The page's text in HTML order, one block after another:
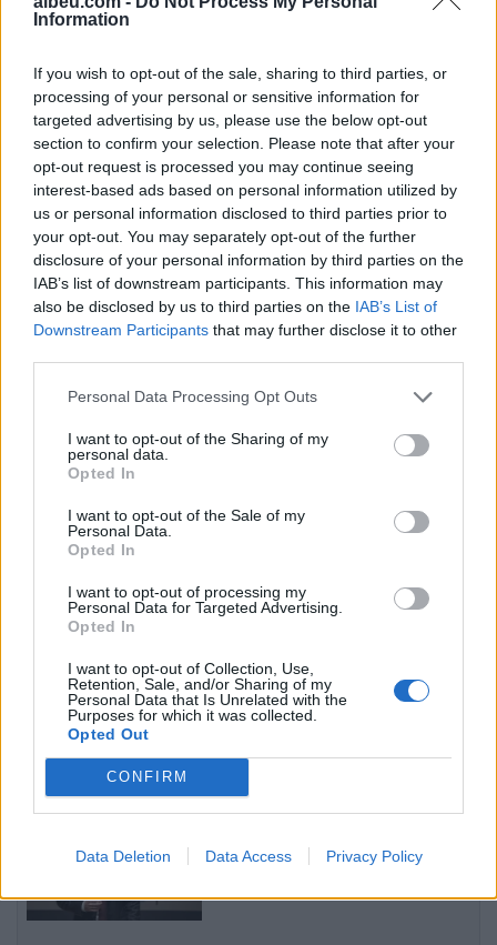
Information
If you wish to opt-out of the sale, sharing to third parties, or
processing of your personal or sensitive information for
targeted advertising by us, please use the below opt-out
section to confirm your selection. Please note that after your
opt-out request is processed you may continue seeing
interest-based ads based on personal information utilized by
us or personal information disclosed to third parties prior to
your opt-out. You may separately opt-out of the further
disclosure of your personal information by third parties on the
IAB’s list of downstream participants. This information may
also be disclosed by us to third parties on the IAB’s List of
Downstream Participants that may further disclose it to other
Personal Data Processing Opt Outs
I want to opt-out of the Sharing of my
personal data.
Opted In
I want to opt-out of the Sale of my
Personal Data.
Opted In
I want to opt-out of processing my
Personal Data for Targeted Advertising.
Opted In
I want to opt-out of Collection, Use,
Retention, Sale, and/or Sharing of my
Personal Data that Is Unrelated with the
Purposes for which it was collected.
Opted Out
CONFIRM
Data Deletion Data Access Privacy Policy
ktheheshin nga Kosova
Muçibaba vijon të ketë
pritjet më të gjata në pikat
kufitare
Tragjedi në Rrugën e
Kombit, aksidentohet de
vdes 38-vjeçari nga
Kosova
bashkëqeverisje me
Kurtin pa një marrëveshje
deputetët mbajnë
Universiteti i Prizrenit
mirëpret studentë nga
vende të ndryshme në
Shkollën Verore
Ndërkombëtare
Fetoshi: Vuçiqi ringjall
retorikën e Millosheviqit
përmes projektit të “Botës
të fundit
dollarë të tjerë për sigurinë e
fëmijëve, kompania: Do ta
apelojmë